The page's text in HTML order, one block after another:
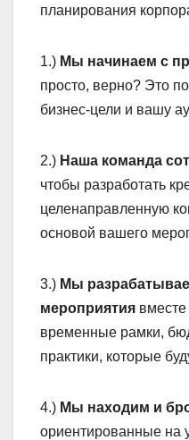
планирования
1.) Мы начинаем с
просто, верно? Это
бизнес-цели и вашу
2.) Наша команда
чтобы разработать
целенаправленную
основой вашего
3.) Мы
мероприятия
временные рамки,
практики, которые
4.) Мы находим и
ориентированные на